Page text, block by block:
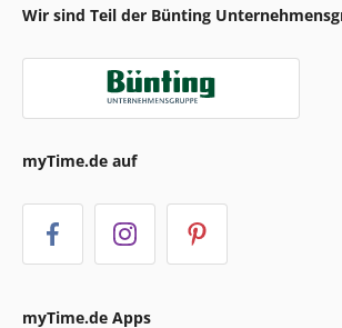
Wir sind Teil der Bünting
myTime.de auf
myTime.de Apps